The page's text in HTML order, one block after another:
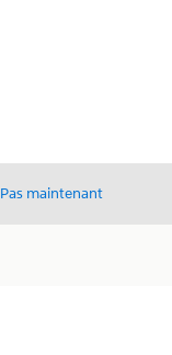
Pas maintenant